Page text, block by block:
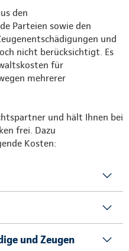
den
Parteien sowie den
und
nicht berücksichtigt. Es
für
mehrerer
und hält Ihnen bei
frei. Dazu
Kosten:
und Zeugen